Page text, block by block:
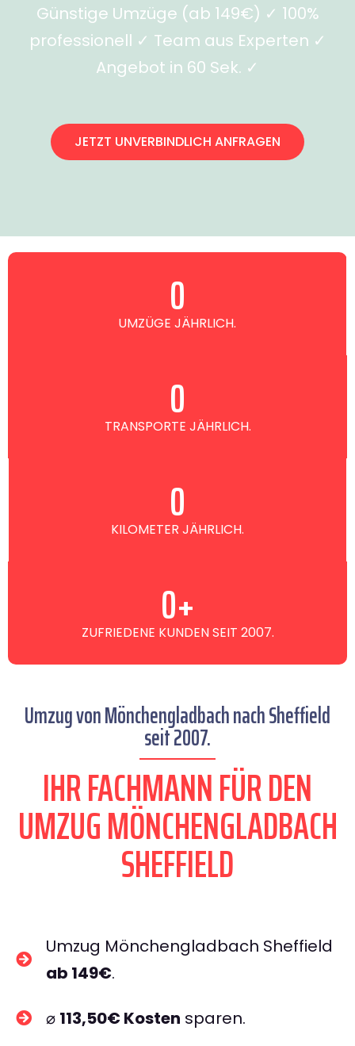
Günstige Umzüge (ab 149€) ✓ 100%
professionell ✓ Team aus Experten ✓
Angebot in 60 Sek. ✓
JETZT UNVERBINDLICH ANFRAGEN
UMZÜGE JÄHRLICH.
0
TRANSPORTE JÄHRLICH.
0
KILOMETER JÄHRLICH.
0
ZUFRIEDENE KUNDEN SEIT 2007.
0+
Umzug von Mönchengladbach nach Sheffield
seit 2007.
IHR FACHMANN FÜR DEN
UMZUG MÖNCHENGLADBACH
SHEFFIELD
Umzug Mönchengladbach Sheffield
ab 149€.
⌀ 113,50€ Kosten sparen.